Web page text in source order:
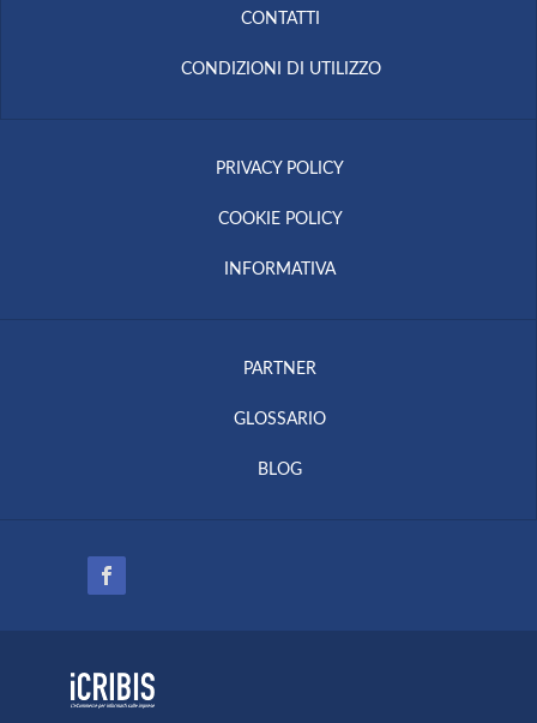
CONTATTI
CONDIZIONI DI UTILIZZO
PRIVACY POLICY
COOKIE POLICY
INFORMATIVA
PARTNER
GLOSSARIO
BLOG